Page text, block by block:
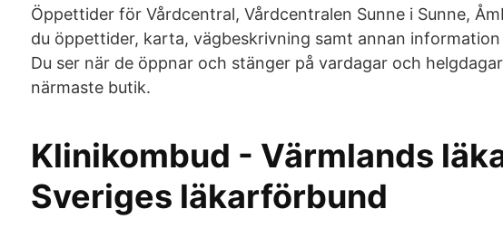
Öppettider för Vårdcentral, Vårdcentralen Sunne i Sunne,
du öppettider, karta, vägbeskrivning samt annan
Du ser när de öppnar och stänger på vardagar och
närmaste butik.
Klinikombud - Värmlands
Sveriges läkarförbund